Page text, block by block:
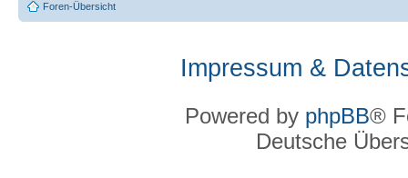
Foren-Übersicht
Impressum &
Powered by phpBB®
Deutsche